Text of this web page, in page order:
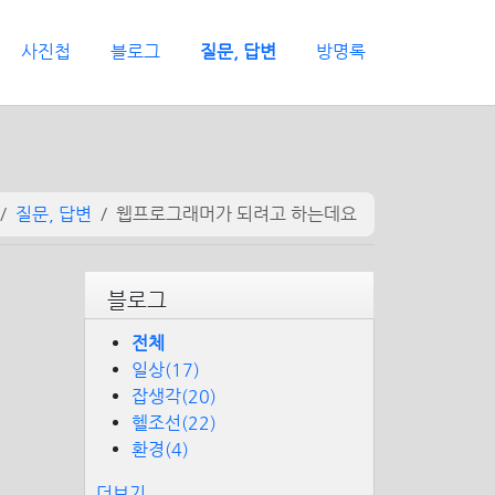
사진첩 블로그 질문, 답변 방명록
질문, 답변 웹프로그래머가 되려고 하는데요
블로그
전체
일상(17)
잡생각(20)
헬조선(22)
환경(4)